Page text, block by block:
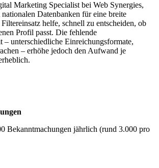
Marketing Specialist bei Web Synergies,
Datenbanken für eine breite
helfe, schnell zu entscheiden, ob
Profil passt. Die fehlende
– unterschiedliche Einreichungsformate,
– erhöhe jedoch den Aufwand je
Bekanntmachungen jährlich (rund 3.000 pro